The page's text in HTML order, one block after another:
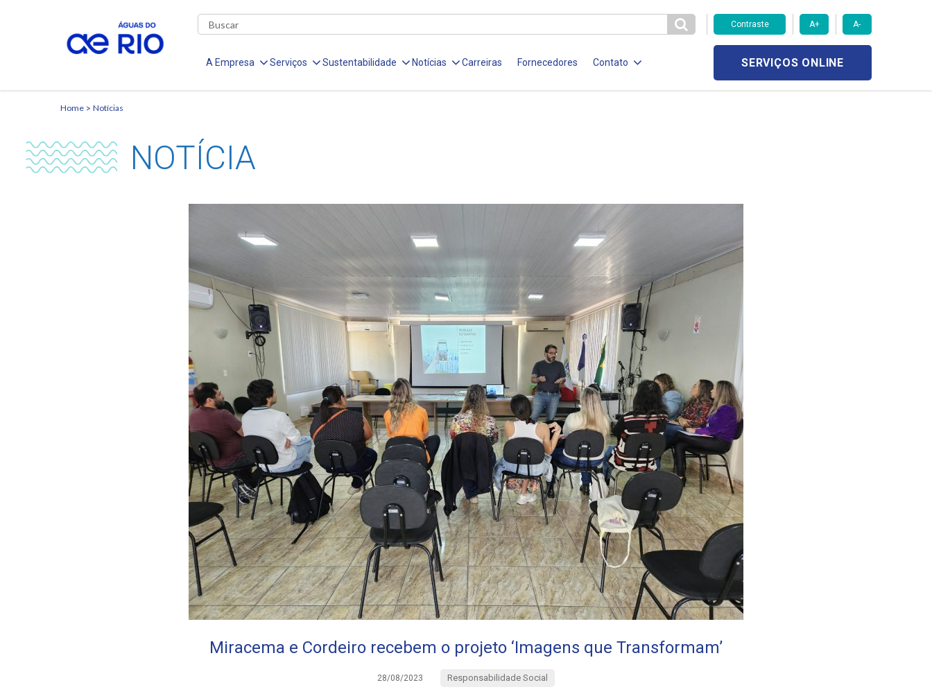
Contraste A+ A-
A Empresa Serviços Sustentabilidade Notícias Carreiras Fornecedores Contato SERVIÇOS ONLINE
Home Notícias
NOTÍCIA
Miracema e Cordeiro recebem o projeto ‘Imagens que Transformam’
28/08/2023 Responsabilidade Social